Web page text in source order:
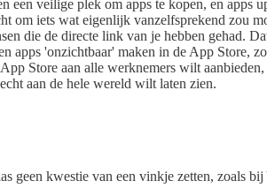
veilige plek om apps te kopen, en apps
om iets wat eigenlijk vanzelfsprekend zou
die de directe link van je hebben gehad.
'onzichtbaar' maken in de App Store,
Store aan alle werknemers wilt
aan de hele wereld wilt laten zien.
geen kwestie van een vinkje zetten, zoals